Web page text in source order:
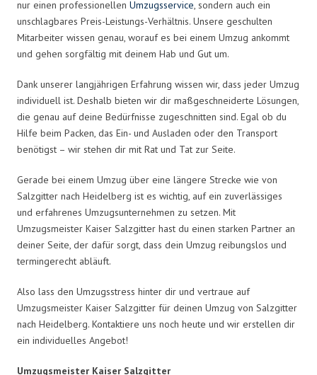
nur einen professionellen Umzugsservice, sondern auch ein
unschlagbares Preis-Leistungs-Verhältnis. Unsere geschulten
Mitarbeiter wissen genau, worauf es bei einem Umzug ankommt
und gehen sorgfältig mit deinem Hab und Gut um.
Dank unserer langjährigen Erfahrung wissen wir, dass jeder Umzug
individuell ist. Deshalb bieten wir dir maßgeschneiderte Lösungen,
die genau auf deine Bedürfnisse zugeschnitten sind. Egal ob du
Hilfe beim Packen, das Ein- und Ausladen oder den Transport
benötigst – wir stehen dir mit Rat und Tat zur Seite.
Gerade bei einem Umzug über eine längere Strecke wie von
Salzgitter nach Heidelberg ist es wichtig, auf ein zuverlässiges
und erfahrenes Umzugsunternehmen zu setzen. Mit
Umzugsmeister Kaiser Salzgitter hast du einen starken Partner an
deiner Seite, der dafür sorgt, dass dein Umzug reibungslos und
termingerecht abläuft.
Also lass den Umzugsstress hinter dir und vertraue auf
Umzugsmeister Kaiser Salzgitter für deinen Umzug von Salzgitter
nach Heidelberg. Kontaktiere uns noch heute und wir erstellen dir
ein individuelles Angebot!
Umzugsmeister Kaiser Salzgitter